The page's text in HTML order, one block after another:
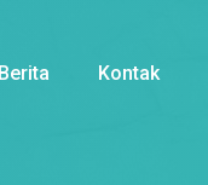
Berita Kontak